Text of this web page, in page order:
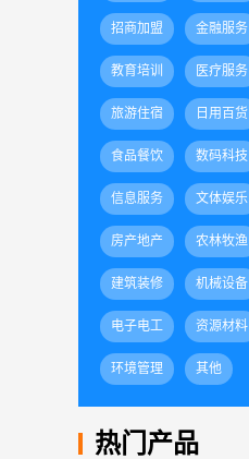
招商加盟 金融服务
教育培训 医疗服务
旅游住宿 日用百货
食品餐饮 数码科技
信息服务 文体娱乐
房产地产 农林牧渔
建筑装修 机械设备
电子电工 资源材料
环境管理 其他
热门产品